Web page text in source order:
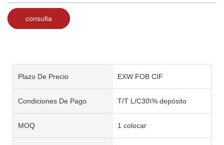
consulta
Plazo De Precio EXW FOB CIF
Condiciones De Pago T/T L/C30\% depósito
MOQ 1 colocar